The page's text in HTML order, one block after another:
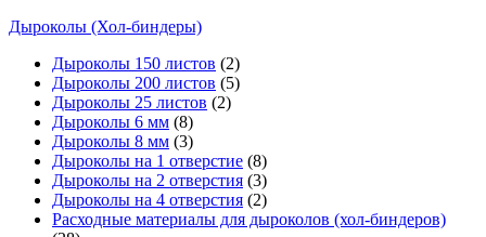
Дыроколы (Хол-биндеры)
Дыроколы 150 листов (2)
Дыроколы 200 листов (5)
Дыроколы 25 листов (2)
Дыроколы 6 мм (8)
Дыроколы 8 мм (3)
Дыроколы на 1 отверстие (8)
Дыроколы на 2 отверстия (3)
Дыроколы на 4 отверстия (2)
Расходные материалы для дыроколов (хол-биндеров)